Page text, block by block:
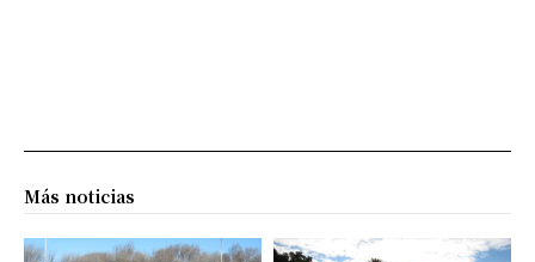
Más noticias